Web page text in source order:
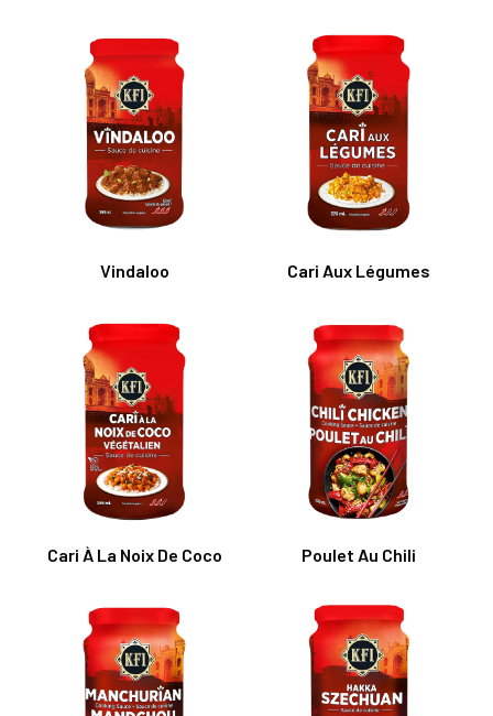
Vindaloo Cari Aux Légumes
Cari À La Noix De Coco Poulet Au Chili